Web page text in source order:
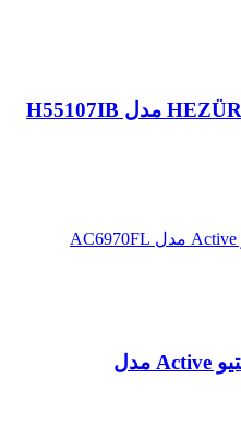
چراغ قوه نورافکن شارژی اکتیو Active مدل